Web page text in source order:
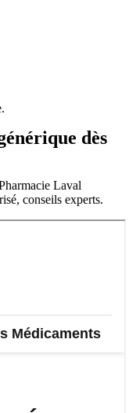
dès
Laval
conseils experts.